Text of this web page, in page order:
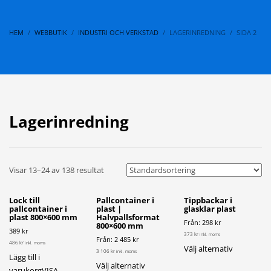
HEM WEBBUTIK INDUSTRI OCH VERKSTAD LAGERINREDNING SIDA 2
Lagerinredning
Visar 13–24 av 138 resultat
Lock till
pallcontainer i
plast 800×600 mm
389 kr
486 kr inkl. moms
Lägg till i
Pallcontainer i
plast |
Halvpallsformat
800×600 mm
Från: 2 485 kr
3 106 krinkl. moms
Välj alternativDen
Tippbackar i
glasklar plast
Från: 298 kr
373 kr inkl. moms
Välj alternativDen